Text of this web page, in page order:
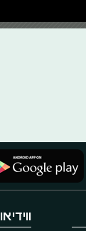
ווידיאו